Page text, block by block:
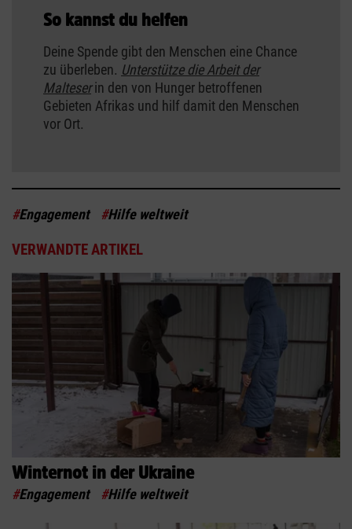
So kannst du helfen
Deine Spende gibt den Menschen eine Chance
zu überleben. Unterstütze die Arbeit der
Malteserin den von Hunger betroffenen
Gebieten Afrikas und hilf damit den Menschen
vor Ort.
#Engagement #Hilfe weltweit
VERWANDTE ARTIKEL
Winternot in der Ukraine
#Engagement #Hilfe weltweit